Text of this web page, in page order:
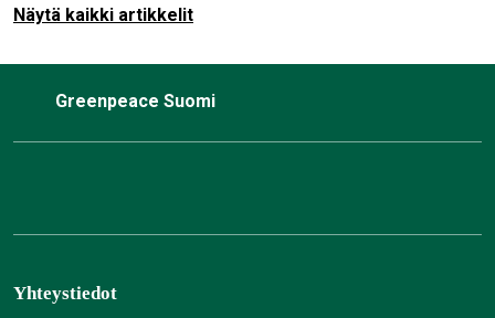
Näytä kaikki artikkelit
Greenpeace Suomi
Yhteystiedot